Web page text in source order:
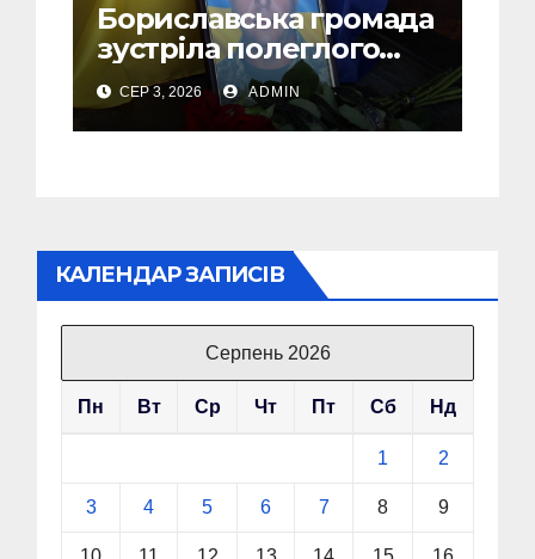
Бориславська громада
зустріла полеглого
Захисника Андрія
Шемеляка
СЕР 3, 2026 ADMIN
КАЛЕНДАР ЗАПИСІВ
Серпень 2026
Пн Вт Ср Чт Пт Сб Нд
1 2
3 4 5 6 7 8 9